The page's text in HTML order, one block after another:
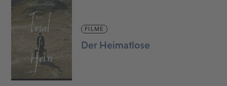
FILME
Der Heimatlose